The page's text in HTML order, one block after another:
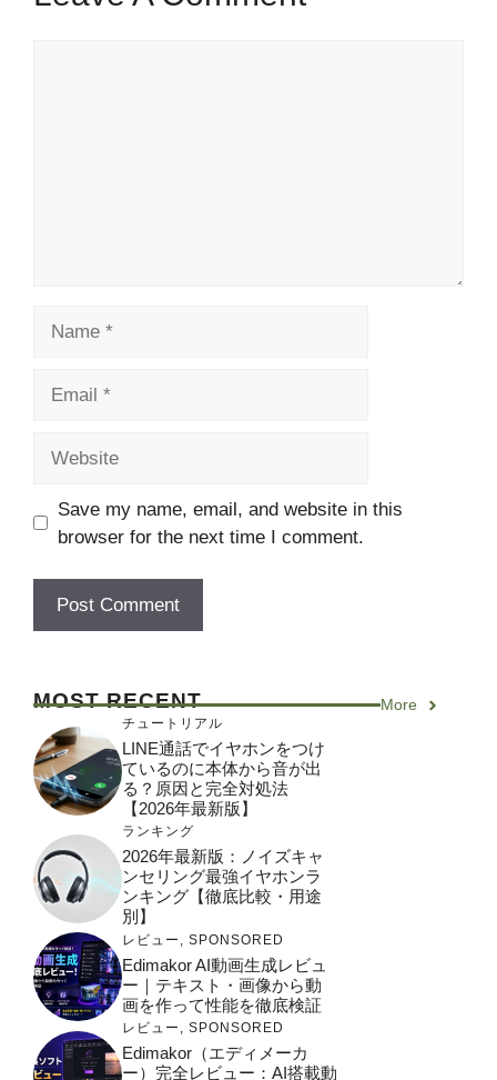
Save my name, email, and website in this
browser for the next time I comment.
MOST RECENT More
チュートリアル
LINE通話でイヤホンをつけ
ているのに本体から音が出
る？原因と完全対処法
【2026年最新版】
ランキング
2026年最新版：ノイズキャ
ンセリング最強イヤホンラ
ンキング【徹底比較・用途
別】
レビュー SPONSORED
Edimakor AI動画生成レビュ
ー｜テキスト・画像から動
画を作って性能を徹底検証
レビュー , SPONSORED
Edimakor（エディメーカ
ー）完全レビュー：AI搭載動